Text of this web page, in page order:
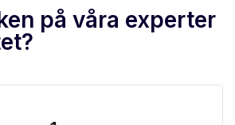
på våra experter